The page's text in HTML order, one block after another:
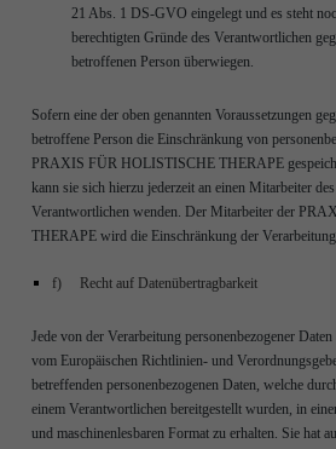
21 Abs. 1 DS-GVO eingelegt und es steht
berechtigten Gründe des Verantwortlichen
betroffenen Person überwiegen.
Sofern eine der oben genannten Voraussetzungen
betroffene Person die Einschränkung von
PRAXIS FÜR HOLISTISCHE THERAPE
kann sie sich hierzu jederzeit an einen Mitarbeiter
Verantwortlichen wenden. Der Mitarbeiter der
THERAPE wird die Einschränkung der Verarbeitung
f) Recht auf Datenübertragbarkeit
Jede von der Verarbeitung personenbezogener
vom Europäischen Richtlinien- und
betreffenden personenbezogenen Daten, welche
einem Verantwortlichen bereitgestellt wurden, in
und maschinenlesbaren Format zu erhalten. Sie hat